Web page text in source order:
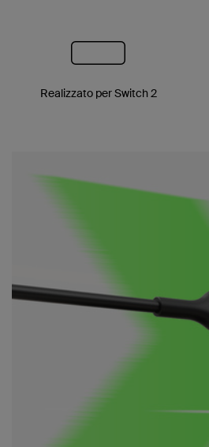
Realizzato per Switch 2